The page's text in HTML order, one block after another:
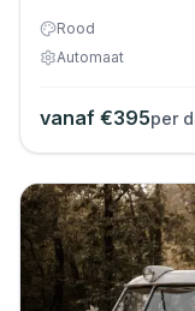
Rood
Automaat
vanaf €395per